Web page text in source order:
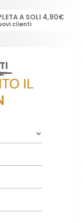
A SOLI 4,90€
clienti
IL